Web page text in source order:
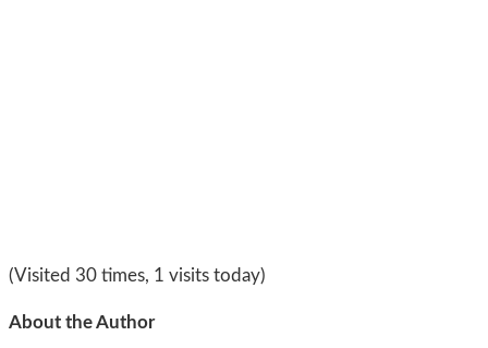
(Visited 30 times, 1 visits today)
About the Author